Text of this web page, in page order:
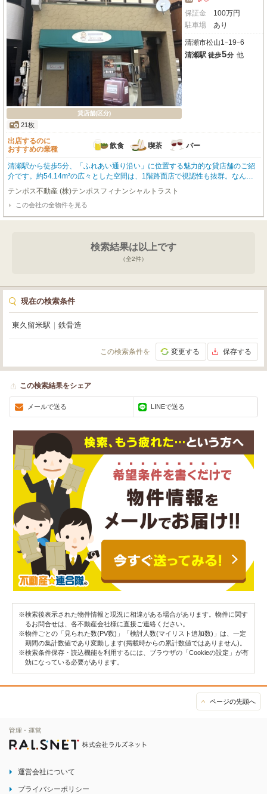
貸店舗(区分)
21枚
保証金
100万円
駐車場
あり
清瀬市松山1ｰ19ｰ6
清瀬駅 徒歩5分 他
出店するのに
おすすめの業種
飲食 喫茶 バー
清瀬駅から徒歩5分、「ふれあい通り沿い」に位置する魅力的な貸店舗のご紹
介です。約54.14m²の広々とした空間は、1階路面店で視認性も抜群。なんと
「イタリアン居抜き」なので、開業費用を抑えてスムーズに新しいお店をスタ
ートさせたい方にぴったりです。周辺にはスーパーやコンビニ、ドラッグスト
アが徒歩2分圏内にあり、集客にも期待が持てます。駐車場も完備しており、
お客様にも喜んでいただけますね。礼金0円で初期費用を抑えられるのも嬉し
テンポス不動産 (株)テンポスフィナンシャルトラスト
この会社の全物件を見る
検索結果は以上です
（全2件）
現在の検索条件
東久留米駅 鉄骨造
この検索条件を 変更する 保存する
この検索結果をシェア
メールで送る LINEで送る
※検索後表示された物件情報と現況に相違がある場合があります。物件に関す
るお問合せは、各不動産会社様に直接ご連絡ください。
※物件ごとの「見られた数(PV数)」「検討人数(マイリスト追加数)」は、一定
期間の集計数値であり変動します(掲載時からの累計数値ではありません)。
※検索条件保存・読込機能を利用するには、ブラウザの「Cookieの設定」が有
効になっている必要があります。
ページの先頭へ
運営会社について
プライバシーポリシー